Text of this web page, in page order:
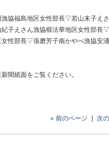
協福島地区女性部長▽若山末子え
子えさん漁協椴法華地区女性部
性部長▽張磨芳子南かやべ漁協安
聞紙面をご覧ください。
« 前のページ 次